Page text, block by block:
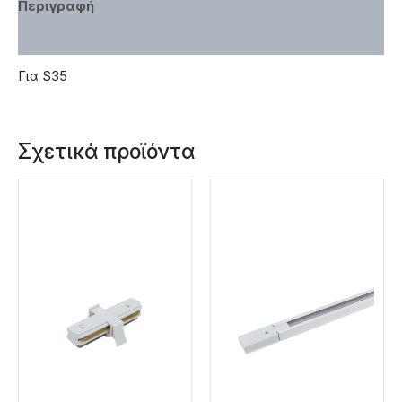
Περιγραφή
Για S35
Σχετικά προϊόντα